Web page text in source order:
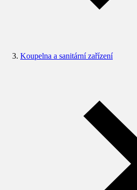
Koupelna a sanitární zařízení